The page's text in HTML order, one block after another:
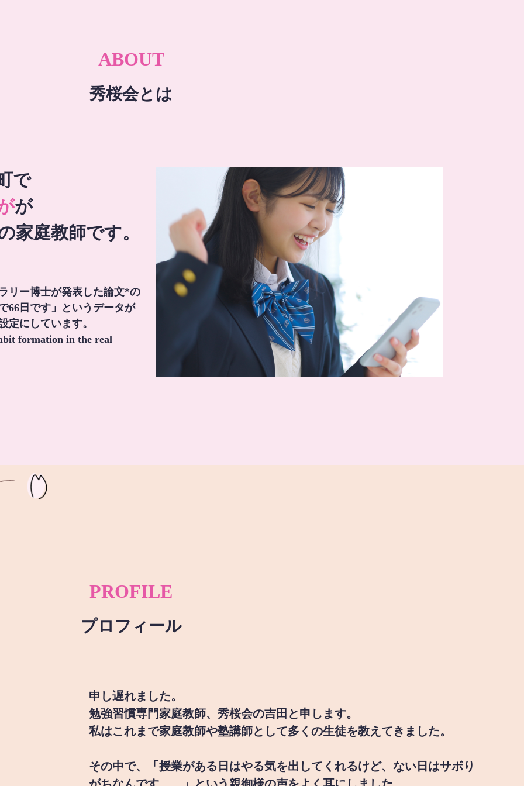
ABOUT
秀桜会とは
で
が
家庭教師です。
リー博士が発表した論文*の
66日です」というデータが
定にしています。
formation in the real
PROFILE
プロフィール
申し遅れました。
勉強習慣専門家庭教師、秀桜会の吉田と申します。
私はこれまで家庭教師や塾講師として多くの生徒を教えてきました。
その中で、「授業がある日はやる気を出してくれるけど、ない日はサボり